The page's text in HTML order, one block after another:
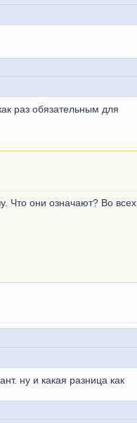
раз обязательным для
Что они означают? Во всех
ну и какая разница как